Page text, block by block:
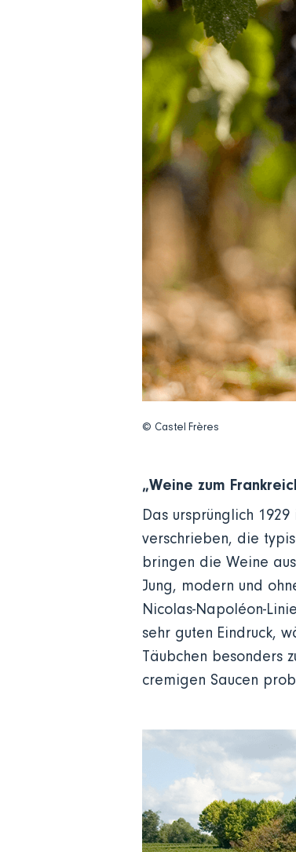
© Castel Frères
„Weine zum
Das ursprünglich
verschrieben, die
bringen die Weine
Jung, modern und
Nicolas-Napoléon-
sehr guten Eindruck,
Täubchen besonders
cremigen Saucen